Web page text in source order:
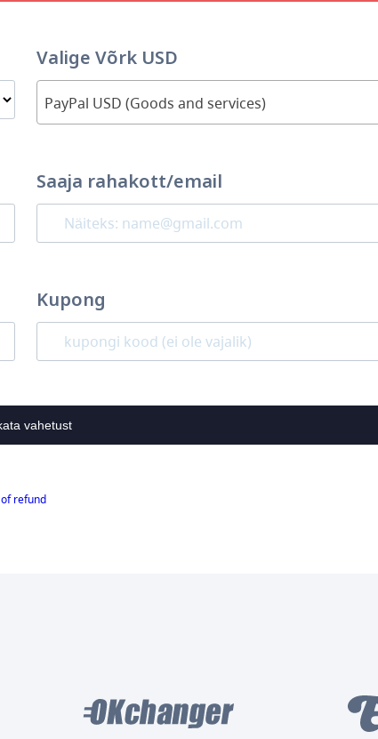
Valige Võrk USD
PayPal USD (Goods and services)
Saaja rahakott/email
Kupong
vahetust
refund